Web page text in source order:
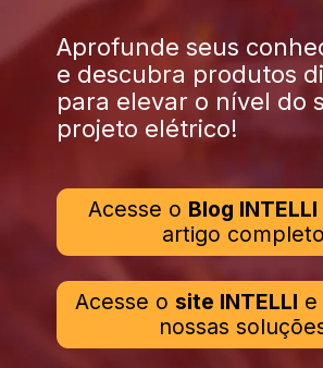
Aprofunde seus
e descubra produtos
para elevar o nível do
projeto elétrico!
Acesse o Blog INTELLI
artigo completo
Acesse o site INTELLI e
nossas